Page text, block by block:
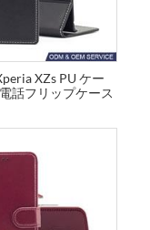
XZs PU ケー
話フリップケース